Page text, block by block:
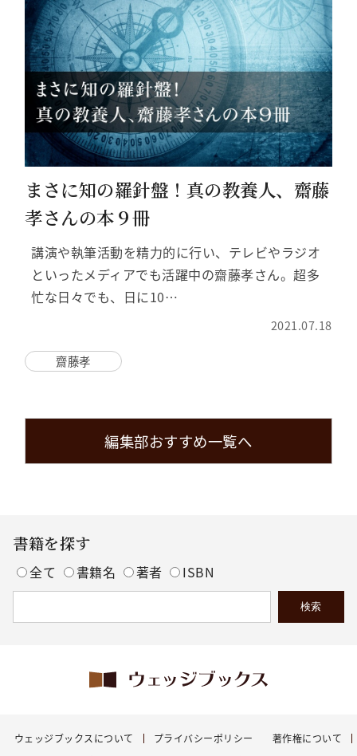
まさに知の羅針盤！真の教養人、齋藤
孝さんの本９冊
講演や執筆活動を精力的に行い、テレビやラジオ
といったメディアでも活躍中の齋藤孝さん。超多
忙な日々でも、日に10…
2021.07.18
齋藤孝
編集部おすすめ一覧へ
書籍を探す
全て 書籍名 著者 ISBN
ウェッジブックスについて プライバシーポリシー
著作権について